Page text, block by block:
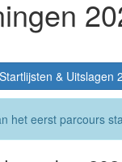
Startlijsten & Uitslagen
het eerst parcours